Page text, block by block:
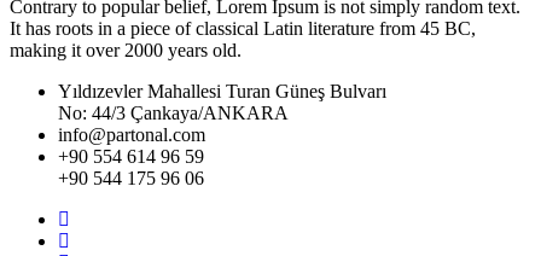
Contrary to popular belief, Lorem Ipsum is not simply random text.
It has roots in a piece of classical Latin literature from 45 BC,
making it over 2000 years old.
Yıldızevler Mahallesi Turan Güneş Bulvarı
No: 44/3 Çankaya/ANKARA
info@partonal.com
+90 554 614 96 59
+90 544 175 96 06